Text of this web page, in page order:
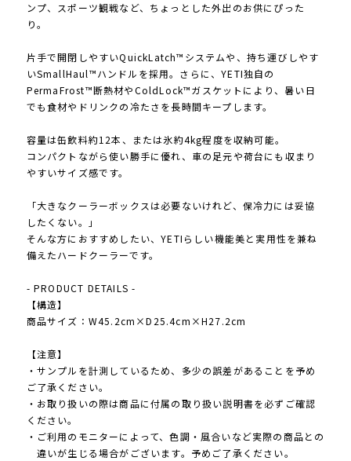
ンプ、スポーツ観戦など、ちょっとした外出のお供にぴった
り。
片手で開閉しやすいQuickLatch™システムや、持ち運びしやす
いSmallHaul™ハンドルを採用。さらに、YETI独自の
PermaFrost™断熱材やColdLock™ガスケットにより、暑い日
でも食材やドリンクの冷たさを長時間キープします。
容量は缶飲料約12本、または氷約4kg程度を収納可能。
コンパクトながら使い勝手に優れ、車の足元や荷台にも収まり
やすいサイズ感です。
「大きなクーラーボックスは必要ないけれど、保冷力には妥協
したくない。」
そんな方におすすめしたい、YETIらしい機能美と実用性を兼ね
備えたハードクーラーです。
- PRODUCT DETAILS -
【構造】
商品サイズ：W45.2cm×D25.4cm×H27.2cm
【注意】
・サンプルを計測しているため、多少の誤差があることを予め
ご了承ください。
・お取り扱いの際は商品に付属の取り扱い説明書を必ずご確認
ください。
・ご利用のモニターによって、色調・風合いなど実際の商品との
違いが生じる場合がございます。予めご了承ください。